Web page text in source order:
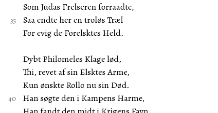
Som Judas Frelseren forraadte,
Saa endte her en troløs Træl
For evig de Forelsktes Held.
Dybt Philomeles Klage lød,
Thi, revet af sin Elsktes Arme,
Kun ønskte Rollo nu sin Død.
Han søgte den i Kampens Harme,